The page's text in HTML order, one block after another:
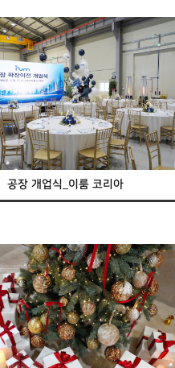
공장 개업식_이룸 코리아